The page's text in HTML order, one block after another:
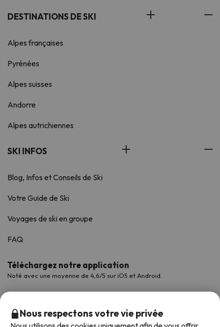
DESTINATIONS DE SKI
Alpes françaises
Pyrénées
Alpes suisses
Andorre
Alpes autrichiennes
SKI INFOS
Blog, Infos et Conseils de Ski
Votre Guide de Ski
Voyages de ski en groupe
FAQ
Téléchargez notre application
Noté avec une moyenne de 4,6/5 sur iOS et Android.
Nous respectons votre vie privée